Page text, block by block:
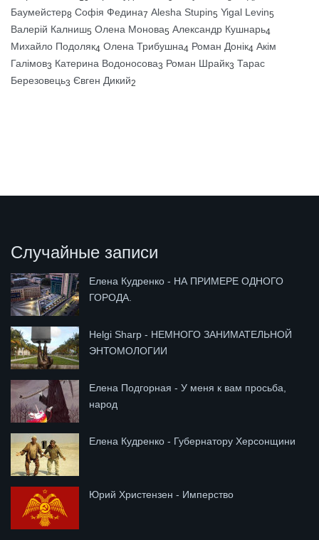
Баумейстер8 Софія Федина7 Alesha Stupin5 Yigal Levin5
Валерій Калниш5 Олена Монова5 Александр Кушнарь4
Михайло Подоляк4 Олена Трибушна4 Роман Донік4 Акім
Галімов3 Катерина Водоносова3 Роман Шрайк3 Тарас
Березовець3 Євген Дикий2
Случайные записи
Елена Кудренко - НА ПРИМЕРЕ ОДНОГО
ГОРОДА.
Helgi Sharp - НЕМНОГО ЗАНИМАТЕЛЬНОЙ
ЭНТОМОЛОГИИ
Елена Подгорная - У меня к вам просьба,
народ
Елена Кудренко - Губернатору Херсонщини
Юрий Христензен - Имперство